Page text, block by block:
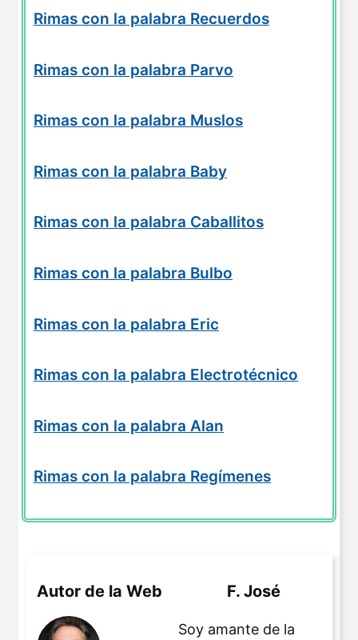
Rimas con la palabra Recuerdos
Rimas con la palabra Parvo
Rimas con la palabra Muslos
Rimas con la palabra Baby
Rimas con la palabra Caballitos
Rimas con la palabra Bulbo
Rimas con la palabra Eric
Rimas con la palabra Electrotécnico
Rimas con la palabra Alan
Rimas con la palabra Regímenes
Autor de la Web F. José
Soy amante de la